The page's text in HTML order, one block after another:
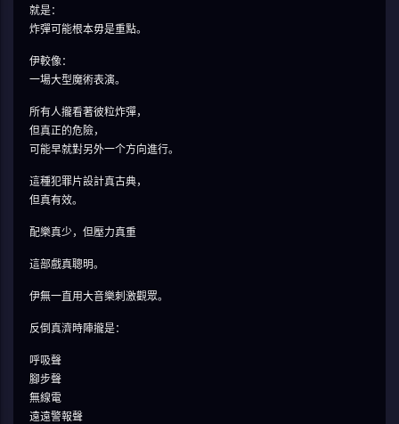
就是：
炸彈可能根本毋是重點。
伊較像：
一場大型魔術表演。
所有人攏看著彼粒炸彈，
但真正的危險，
可能早就對另外一个方向進行。
這種犯罪片設計真古典，
但真有效。
配樂真少，但壓力真重
這部戲真聰明。
伊無一直用大音樂刺激觀眾。
反倒真濟時陣攏是：
呼吸聲
腳步聲
無線電
遠遠警報聲